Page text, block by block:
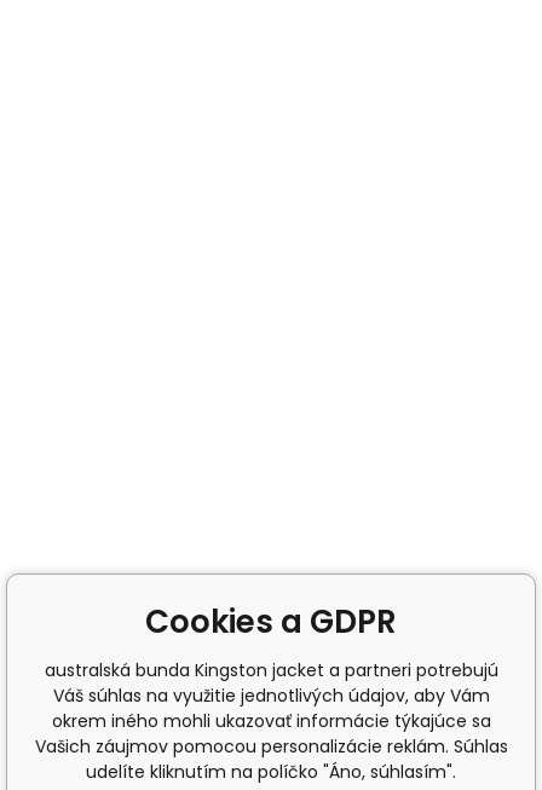
Cookies a GDPR
australská bunda Kingston jacket a partneri potrebujú
Váš súhlas na využitie jednotlivých údajov, aby Vám
okrem iného mohli ukazovať informácie týkajúce sa
Vašich záujmov pomocou personalizácie reklám. Súhlas
udelíte kliknutím na políčko "Áno, súhlasím".